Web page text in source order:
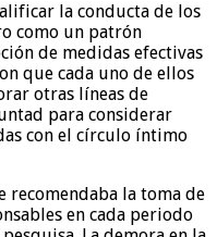
la conducta de los
como un patrón
de medidas efectivas
que cada uno de ellos
otras líneas de
para considerar
con el círculo íntimo
recomendaba la toma de
en cada periodo